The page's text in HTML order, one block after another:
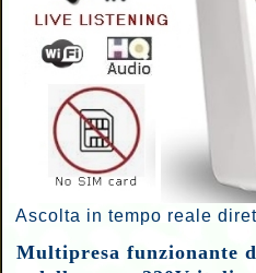
Ascolta in tempo reale
Multipresa funzionante